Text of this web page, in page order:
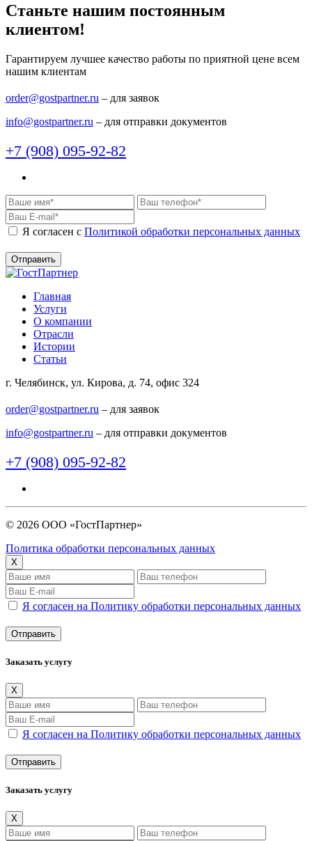
Станьте нашим постоянным
клиентом!
Гарантируем лучшее качество работы по приятной цене всем
нашим клиентам
order@gostpartner.ru – для заявок
info@gostpartner.ru – для отправки документов
+7 (908) 095-92-82
Я согласен c Политикой обработки персональных данных
Главная
Услуги
О компании
Отрасли
Истории
Статьи
г. Челябинск, ул. Кирова, д. 74, офис 324
order@gostpartner.ru – для заявок
info@gostpartner.ru – для отправки документов
+7 (908) 095-92-82
© 2026 ООО «ГостПартнер»
Политика обработки персональных данных
X
Я согласен на Политику обработки персональных данных
Заказать услугу
X
Я согласен на Политику обработки персональных данных
Заказать услугу
X